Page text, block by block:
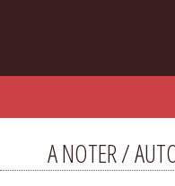
A NOTER /